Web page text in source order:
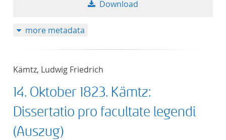
Download
more metadata
Kämtz, Ludwig Friedrich
14. Oktober 1823. Kämtz:
Dissertatio pro facultate legendi
(Auszug)